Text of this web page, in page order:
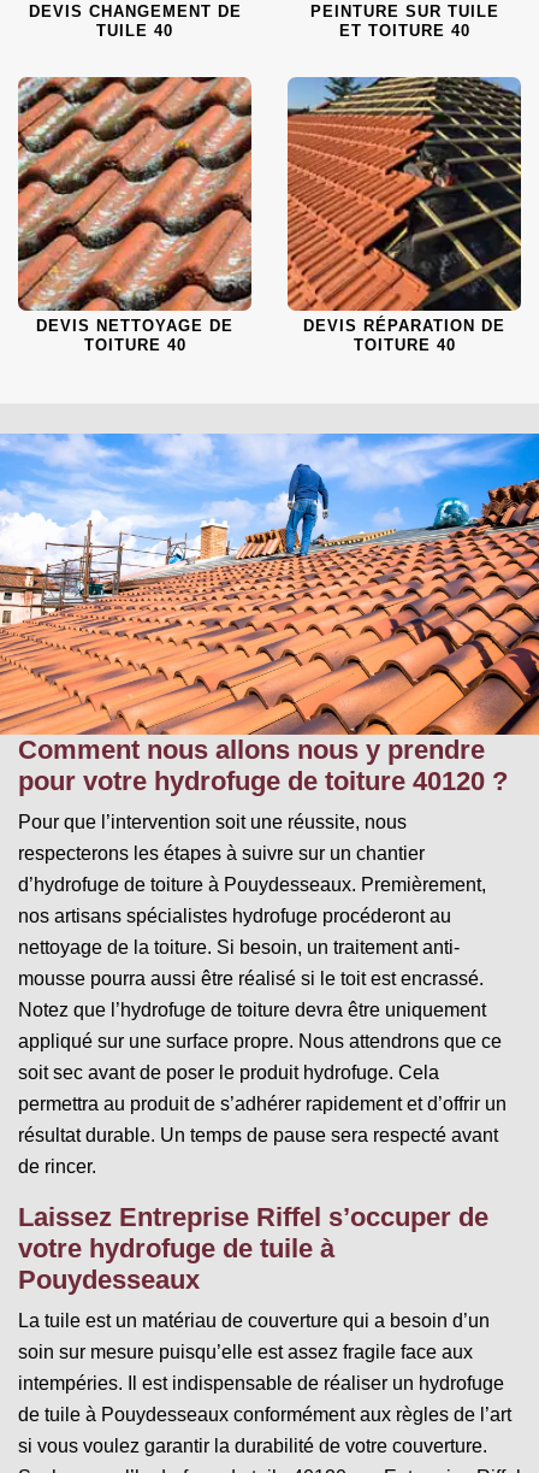
DEVIS CHANGEMENT DE
TUILE 40
PEINTURE SUR TUILE
ET TOITURE 40
DEVIS NETTOYAGE DE
TOITURE 40
DEVIS RÉPARATION DE
TOITURE 40
Comment nous allons nous y prendre
pour votre hydrofuge de toiture 40120 ?
Pour que l’intervention soit une réussite, nous
respecterons les étapes à suivre sur un chantier
d’hydrofuge de toiture à Pouydesseaux. Premièrement,
nos artisans spécialistes hydrofuge procéderont au
nettoyage de la toiture. Si besoin, un traitement anti-
mousse pourra aussi être réalisé si le toit est encrassé.
Notez que l’hydrofuge de toiture devra être uniquement
appliqué sur une surface propre. Nous attendrons que ce
soit sec avant de poser le produit hydrofuge. Cela
permettra au produit de s’adhérer rapidement et d’offrir un
résultat durable. Un temps de pause sera respecté avant
de rincer.
Laissez Entreprise Riffel s’occuper de
votre hydrofuge de tuile à
Pouydesseaux
La tuile est un matériau de couverture qui a besoin d’un
soin sur mesure puisqu’elle est assez fragile face aux
intempéries. Il est indispensable de réaliser un hydrofuge
de tuile à Pouydesseaux conformément aux règles de l’art
si vous voulez garantir la durabilité de votre couverture.